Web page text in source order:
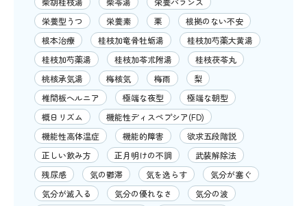
栄養型うつ
栄養素 栗
根拠のない不安
根本治療
桂枝加竜骨牡蛎湯
桂枝加芍薬大黄湯
桂枝加芍薬湯
桂枝加苓朮附湯
桂枝茯苓丸
桃核承気湯
梅核気 梅雨
梨
椎間板ヘルニア
極端な夜型
極端な朝型
概日リズム
機能性ディスペプシア(FD)
機能性高体温症
機能的障害
欲求五段階説
正しい飲み方
正月明けの不調
武装解除法
残尿感
気の鬱滞 気を逸らす
気分が塞ぐ
気分が滅入る
気分の優れなさ
気分の波